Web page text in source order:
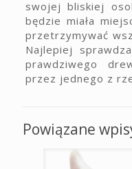
swojej bliskiej
będzie miała
przetrzymywać
Najlepiej
prawdziwego
przez jednego z
Powiązane